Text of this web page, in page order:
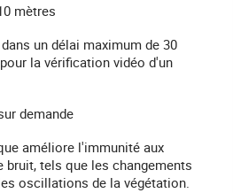
mètres
un délai maximum de 30
la vérification vidéo d'un
demande
améliore l'immunité aux
tels que les changements
oscillations de la végétation.